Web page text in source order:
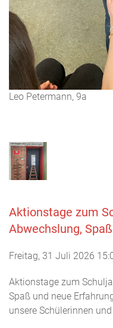
Leo Petermann, 9a
Aktionstage zum
Abwechslung,
Freitag, 31 Juli 2026
Aktionstage zum
Spaß und neue
unsere Schülerinnen und